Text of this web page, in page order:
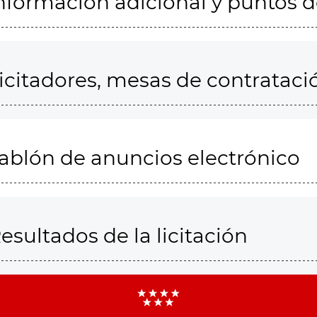
mesas de
de anuncios electrónico
de la licitación